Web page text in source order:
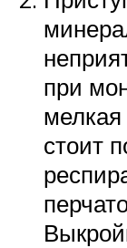
при
стоит